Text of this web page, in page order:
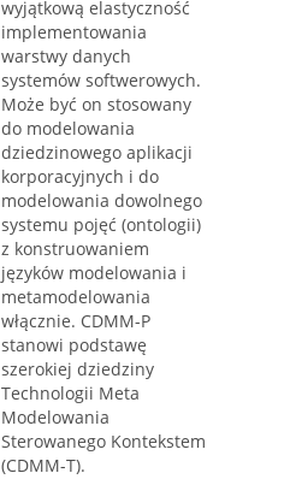
wyjątkową elastyczność
implementowania
warstwy danych
systemów softwerowych.
Może być on stosowany
do modelowania
dziedzinowego aplikacji
korporacyjnych i do
modelowania dowolnego
systemu pojęć (ontologii)
z konstruowaniem
języków modelowania i
metamodelowania
włącznie. CDMM-P
stanowi podstawę
szerokiej dziedziny
Technologii Meta
Modelowania
Sterowanego Kontekstem
(CDMM-T).